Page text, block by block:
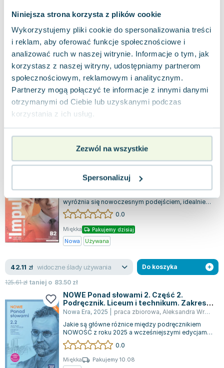
Niniejsza strona korzysta z plików cookie
Wykorzystujemy pliki cookie do spersonalizowania treści
i reklam, aby oferować funkcje społecznościowe i
analizować ruch w naszej witrynie. Informacje o tym, jak
korzystasz z naszej witryny, udostępniamy partnerom
społecznościowym, reklamowym i analitycznym.
Partnerzy mogą połączyć te informacje z innymi danymi
otrzymanymi od Ciebie lub uzyskanymi podczas
korzystania z ich usług.
Zezwól na wszystkie
Spersonalizuj
Vision 3. Student's Book
Oxford University Press,2020| Helen Casey
Pięcioczęściowy kurs zaprojektowany specjalnie
dla uczniów szkół ponadpodstawowych, idealnie
dostosowany do obecnych wymagań progr...
0.0
Miękka Pakujemy dzisiaj
Używana
13.98zł widoczne ślady używania
zł
Do koszyka
Impulse 4. B2. Student's Book + książka
cyfrowa. Kod wklejony
Macmillan education,2025|
wyróżnia się nowoczesnym podejściem, idealnie
dopasowanym do potrzeb i zainteresowań m...
0.0
Miękka Pakujemy dzisiaj
Nowa Używana
42.11 zł widoczne ślady używania
125.61zł taniej o 83.50 zł
Do koszyka
NOWE Ponad słowami 2. Część 2.
Podręcznik. Liceum i technikum. Zakres
podstawowy i rozszerzony. Edycja 2024
Nowa Era, 2025 praca zbiorowa, Aleksandra Wróblewska
Jakie są główne różnice między podręcznikiem
NOWOŚĆ z roku 2025 a wcześniejszymi edycjami
podręczników? Pierwszym wyróżnikiem jest...
0.0
Miękka
Pakujemy 10.08